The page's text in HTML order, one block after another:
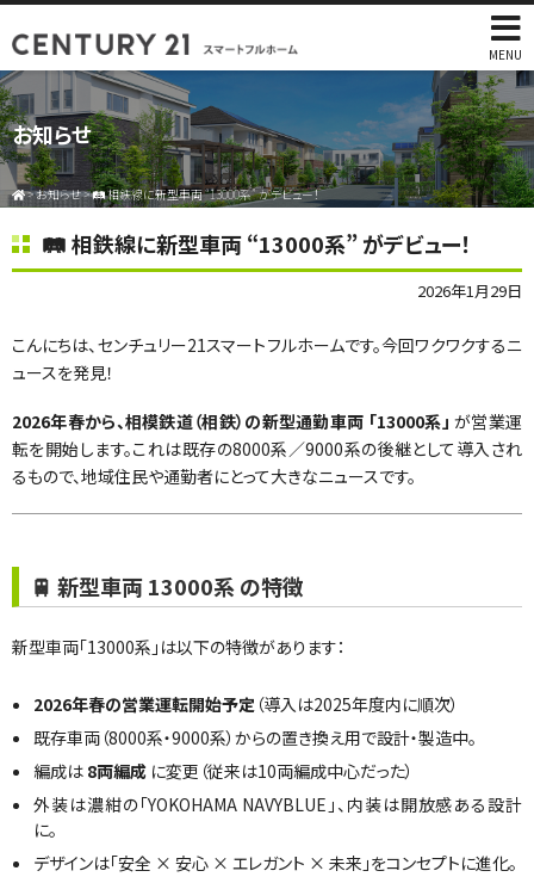
MENU
お知らせ
>お知らせ>🛤️ 相鉄線に新型車両 “13000系” がデビュー！
🛤️ 相鉄線に新型車両 “13000系” がデビュー！
2026年1月29日
こんにちは、センチュリー21スマートフルホームです。今回ワクワクするニ
ュースを発見！
2026年春から、相模鉄道（相鉄）の新型通勤車両 「13000系」 が営業運
転を開始します。これは既存の8000系／9000系の後継として導入され
るもので、地域住民や通勤者にとって大きなニュースです。
🚆 新型車両 13000系 の特徴
新型車両「13000系」は以下の特徴があります：
2026年春の営業運転開始予定 （導入は2025年度内に順次）
既存車両（8000系・9000系）からの置き換え用で設計・製造中。
編成は 8両編成 に変更（従来は10両編成中心だった）
外装は濃紺の「YOKOHAMA NAVYBLUE」、内装は開放感ある設計
に。
デザインは「安全 × 安心 × エレガント × 未来」をコンセプトに進化。